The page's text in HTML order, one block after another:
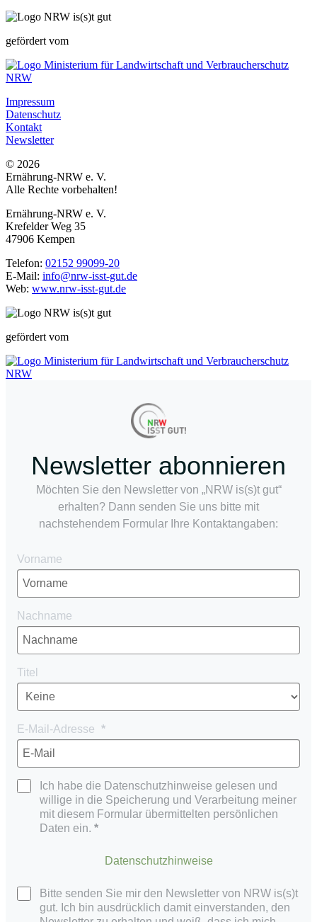
gefördert vom
Impressum
Datenschutz
Kontakt
Newsletter
© 2026
Ernährung-NRW e. V.
Alle Rechte vorbehalten!
Ernährung-NRW e. V.
Krefelder Weg 35
47906 Kempen
Telefon: 02152 99099-20
E-Mail: info@nrw-isst-gut.de
Web: www.nrw-isst-gut.de
gefördert vom
Newsletter abonnieren
Möchten Sie den Newsletter von „NRW is(s)t gut“
erhalten? Dann senden Sie uns bitte mit
nachstehendem Formular Ihre Kontaktangaben:
Vorname
Nachname
Titel
E-Mail-Adresse
Ich habe die Datenschutzhinweise gelesen und
willige in die Speicherung und Verarbeitung meiner
mit diesem Formular übermittelten persönlichen
Daten ein.
Datenschutzhinweise
Bitte senden Sie mir den Newsletter von NRW is(s)t
gut. Ich bin ausdrücklich damit einverstanden, den